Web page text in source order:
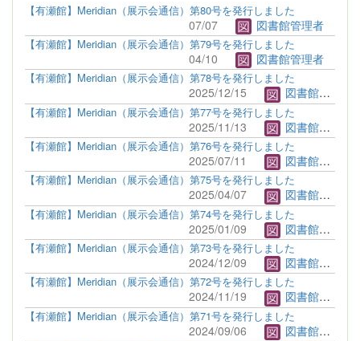
【有瀬館】Meridian（展示会通信）第80号を発行しました
07/07 図書館管理者
【有瀬館】Meridian（展示会通信）第79号を発行しました
04/10 図書館管理者
【有瀬館】Meridian（展示会通信）第78号を発行しました
2025/12/15 図書館管理者
【有瀬館】Meridian（展示会通信）第77号を発行しました
2025/11/13 図書館管理者
【有瀬館】Meridian（展示会通信）第76号を発行しました
2025/07/11 図書館管理者
【有瀬館】Meridian（展示会通信）第75号を発行しました
2025/04/07 図書館管理者
【有瀬館】Meridian（展示会通信）第74号を発行しました
2025/01/09 図書館管理者
【有瀬館】Meridian（展示会通信）第73号を発行しました
2024/12/09 図書館管理者
【有瀬館】Meridian（展示会通信）第72号を発行しました
2024/11/19 図書館管理者
【有瀬館】Meridian（展示会通信）第71号を発行しました
2024/09/06 図書館管理者